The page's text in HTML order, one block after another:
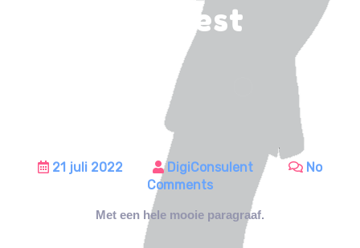
Heel gaaf test
21 juli 2022 DigiConsulent
No
Comments
Met een hele mooie paragraaf.